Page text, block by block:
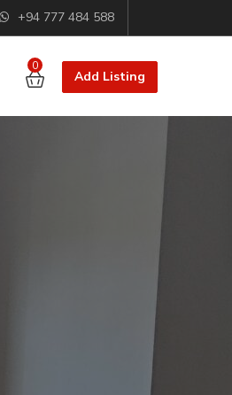
+94 777 484 588
0
Add Listing